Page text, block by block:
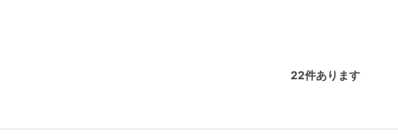
22件あります